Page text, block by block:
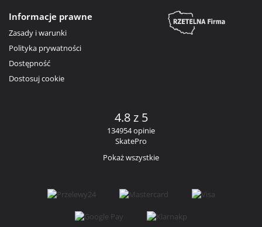
Informacje prawne
Zasady i warunki
Polityka prywatności
Dostępność
Dostosuj cookie
4.8 z 5
134954 opinie
SkatePro
Pokaż wszystkie